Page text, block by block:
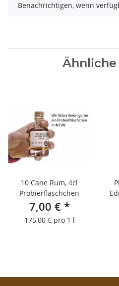
Benachrichtigen, wenn
10 Cane Rum, 4cl
Probierfläschchen
7,00 € *
175,00 € pro 1 l